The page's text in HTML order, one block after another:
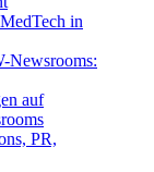
in
Newsrooms:
auf
PR,